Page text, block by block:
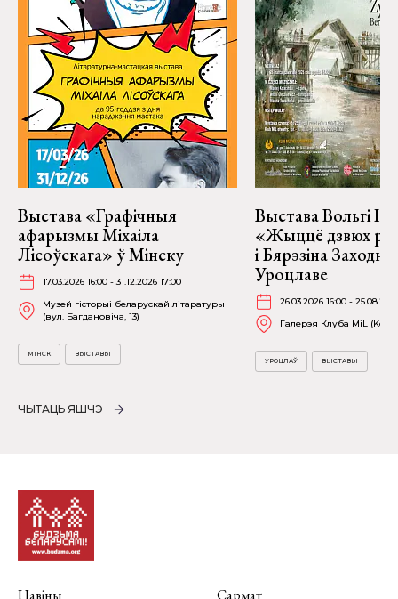
Выстава «Графічныя
афарызмы Міхаіла
Лісоўскага» ў Мінску
17.03.2026 16:00 - 31.12.2026 17:00
Музей гісторыі беларускай літаратуры
(вул. Багдановіча, 13)
МІНСК ВЫСТАВЫ
Выстава Вольгі
«Жыццё дзвюх
і Бярэзіна
Уроцлаве
26.03.2026 16:00 -
Галерэя Клуба MiL
УРОЦЛАЎ ВЫСТАВЫ
ЧЫТАЦЬ ЯШЧЭ
Навіны
Сармат